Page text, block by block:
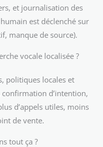
et journalisation des
est déclenché sur
manque de source).
vocale localisée ?
politiques locales et
d’intention,
d’appels utiles, moins
de vente.
tout ça ?